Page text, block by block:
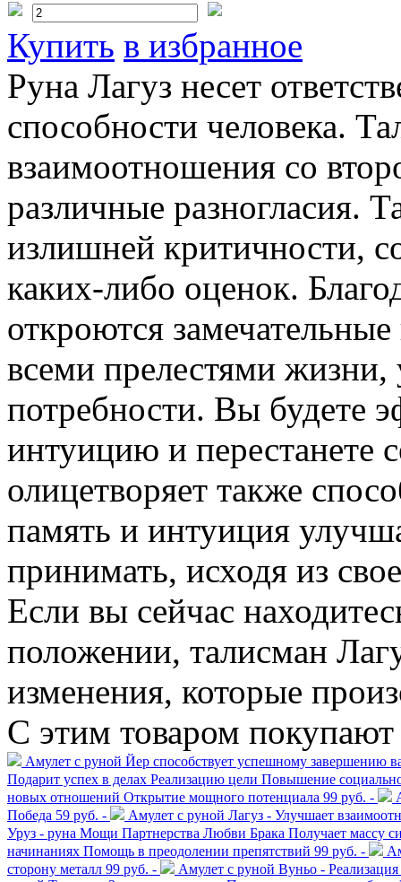
Купить в избранное
Руна Лагуз несет
способности человека.
взаимоотношения со
различные разногласия.
излишней критичности,
каких-либо оценок.
откроются
всеми прелестями жизни,
потребности. Вы будете
интуицию и перестанете
олицетворяет также
память и интуиция
принимать, исходя из
Если вы сейчас
положении, талисман
изменения, которые
С этим товаром покупают
Амулет с руной Йер способствует успешному завершению
Подарит успех в делах Реализацию цели Повышение
новых отношений Открытие мощного потенциала 99 руб. -
Победа 59 руб. -
Амулет с руной Лагуз - Улучшает
Уруз - руна Мощи Партнерства Любви Брака Получает массу
начинаниях Помощь в преодолении препятствий 99 руб. -
сторону металл 99 руб. -
Амулет с руной Вуньо -